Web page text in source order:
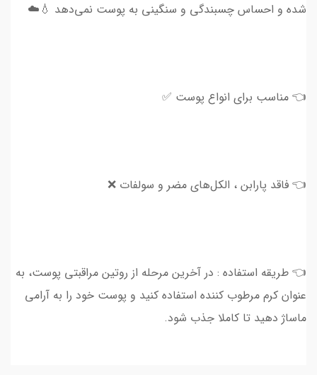
شده و احساس چسبندگی و سنگینی به پوست نمی‌دهد 💧☁️
👈 مناسب برای انواع پوست ✅
👈 فاقد پارابن ، الکل‌های مضر و سولفات ❌
👈 طریقه استفاده : در آخرین مرحله از روتین مراقبتی پوست، به
عنوان کرم مرطوب کننده استفاده کنید و پوست خود را به آرامی
ماساژ دهید تا کاملا جذب شود.